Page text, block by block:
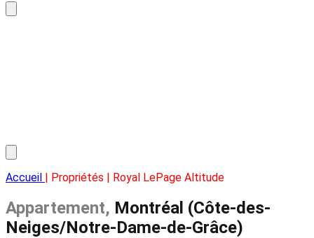
Accueil | Propriétés | Royal LePage Altitude
Appartement, Montréal (Côte-des-
Neiges/Notre-Dame-de-Grâce)